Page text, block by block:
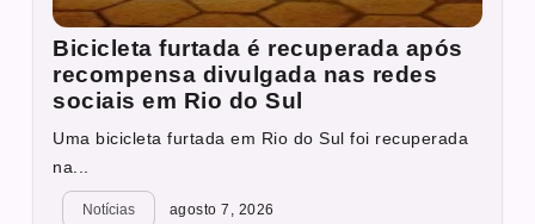
Bicicleta furtada é recuperada após
recompensa divulgada nas redes
sociais em Rio do Sul
Uma bicicleta furtada em Rio do Sul foi recuperada
na...
Notícias agosto 7, 2026